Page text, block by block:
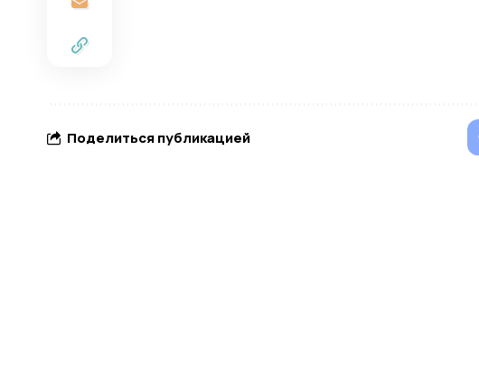
Поделиться публикацией